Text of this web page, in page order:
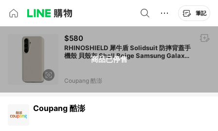
筆記
商品已停售
$580
RHINOSHIELD 犀牛盾 Solidsuit 防摔背蓋手
機殼 貝殼灰 Shell Beige Samsung Galaxy
Coupang 酷澎
Coupang 酷澎